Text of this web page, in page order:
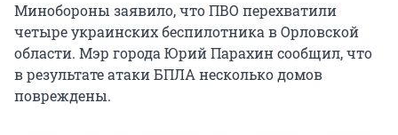
Минобороны заявило, что ПВО перехватили
четыре украинских беспилотника в Орловской
области. Мэр города Юрий Парахин сообщил, что
в результате атаки БПЛА несколько домов
повреждены.